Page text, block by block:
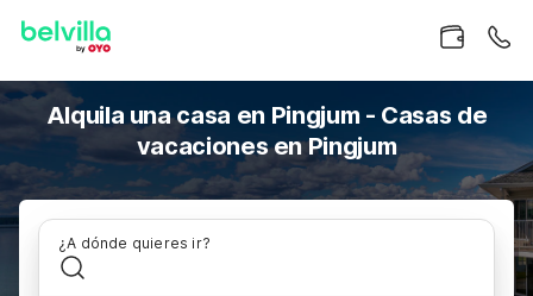
Alquila una casa en Pingjum - Casas de
vacaciones en Pingjum
¿A dónde quieres ir?